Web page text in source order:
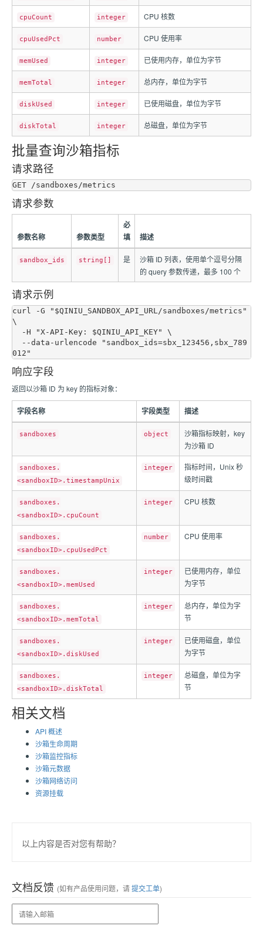
cpuCount integer CPU 核数
cpuUsedPct number CPU 使用率
memUsed integer 已使用内存，单位为字节
memTotal integer 总内存，单位为字节
diskUsed integer 已使用磁盘，单位为字节
diskTotal integer 总磁盘，单位为字节
批量查询沙箱指标
请求路径
请求参数
参数名称 参数类型
必
填
描述
sandbox_ids string[] 是
沙箱 ID 列表，使用单个逗号分隔
的 query 参数传递，最多 100 个
请求示例
curl -G "$QINIU_SANDBOX_API_URL/sandboxes/metrics"
\
响应字段
返回以沙箱 ID 为 key 的指标对象：
字段名称 字段类型 描述
sandboxes object
沙箱指标映射，key
为沙箱 ID
sandboxes.
<sandboxID>.timestampUnix
integer
指标时间，Unix 秒
级时间戳
sandboxes.
<sandboxID>.cpuCount
integer CPU 核数
sandboxes.
<sandboxID>.cpuUsedPct
number CPU 使用率
sandboxes.
<sandboxID>.memUsed
integer
已使用内存，单位
为字节
sandboxes.
<sandboxID>.memTotal
integer
总内存，单位为字
节
sandboxes.
<sandboxID>.diskUsed
integer
已使用磁盘，单位
为字节
sandboxes.
<sandboxID>.diskTotal
integer
总磁盘，单位为字
节
相关文档
API 概述
沙箱生命周期
沙箱监控指标
沙箱元数据
沙箱网络访问
资源挂载
以上内容是否对您有帮助？
文档反馈 (如有产品使用问题，请提交工单)